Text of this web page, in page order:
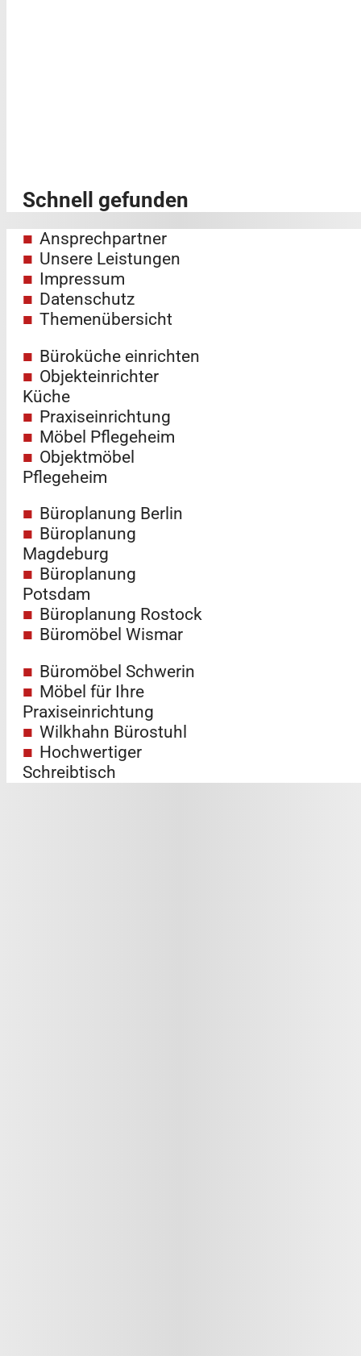
Sonderbau-
möbel nach Maß
Schnell gefunden
Ansprechpartner
Unsere Leistungen
Impressum
Datenschutz
Themenübersicht
Büroküche einrichten
Objekteinrichter
Küche
Praxiseinrichtung
Möbel Pflegeheim
Objektmöbel
Pflegeheim
Büroplanung Berlin
Büroplanung
Magdeburg
Büroplanung
Potsdam
Büroplanung Rostock
Büromöbel Wismar
Büromöbel Schwerin
Möbel für Ihre
Praxiseinrichtung
Wilkhahn Bürostuhl
Hochwertiger
Schreibtisch